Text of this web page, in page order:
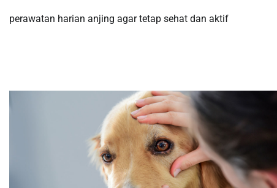
perawatan harian anjing agar tetap sehat dan aktif